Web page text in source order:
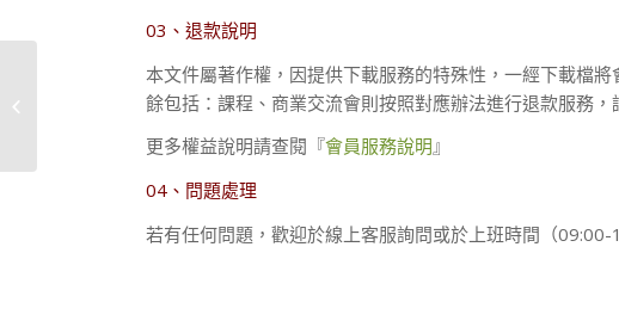
03、退款說明
本文件屬著作權，因提供下載服務的特殊性，一經下載檔
餘包括：課程、商業交流會則按照對應辦法進行退款服務，
更多權益說明請查閱『會員服務說明』
04、問題處理
若有任何問題，歡迎於線上客服詢問或於上班時間（
企業營運計畫書-範本